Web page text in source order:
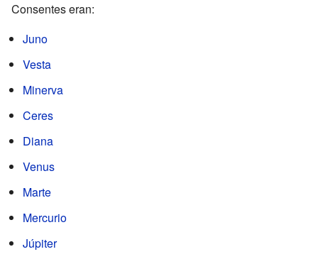
Consentes eran:
Juno
Vesta
Minerva
Ceres
Diana
Venus
Marte
Mercurio
Júpiter